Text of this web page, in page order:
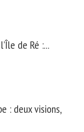
de Ré :...
: deux visions,